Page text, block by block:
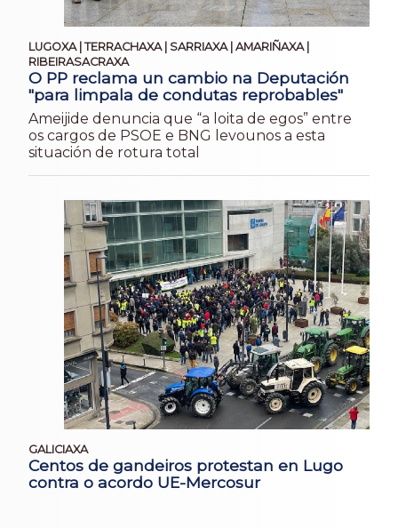
LUGOXA | TERRACHAXA | SARRIAXA | AMARIÑAXA |
RIBEIRASACRAXA
O PP reclama un cambio na Deputación
"para limpala de condutas reprobables"
Ameijide denuncia que “a loita de egos” entre
os cargos de PSOE e BNG levounos a esta
situación de rotura total
GALICIAXA
Centos de gandeiros protestan en Lugo
contra o acordo UE-Mercosur